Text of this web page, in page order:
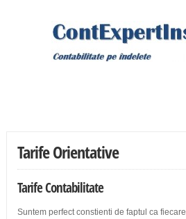
Tarife Orientative
Tarife Contabilitate
Suntem perfect constienti de faptul ca